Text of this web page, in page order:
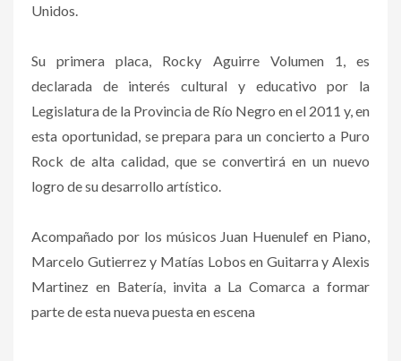
Unidos.
Su primera placa, Rocky Aguirre Volumen 1, es
declarada de interés cultural y educativo por la
Legislatura de la Provincia de Río Negro en el 2011 y, en
esta oportunidad, se prepara para un concierto a Puro
Rock de alta calidad, que se convertirá en un nuevo
logro de su desarrollo artístico.
Acompañado por los músicos Juan Huenulef en Piano,
Marcelo Gutierrez y Matías Lobos en Guitarra y Alexis
Martinez en Batería, invita a La Comarca a formar
parte de esta nueva puesta en escena